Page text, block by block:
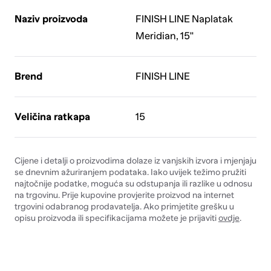
Naziv proizvoda
FINISH LINE Naplatak
Meridian, 15''
Brend FINISH LINE
Veličina ratkapa 15
Cijene i detalji o proizvodima dolaze iz vanjskih izvora i mjenjaju
se dnevnim ažuriranjem podataka. Iako uvijek težimo pružiti
najtočnije podatke, moguća su odstupanja ili razlike u odnosu
na trgovinu. Prije kupovine provjerite proizvod na internet
trgovini odabranog prodavatelja. Ako primjetite grešku u
opisu proizvoda ili specifikacijama možete je prijavitiovdje.